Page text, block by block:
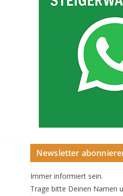
Newsletter
Immer informiert sein.
Trage bitte Deinen Namen